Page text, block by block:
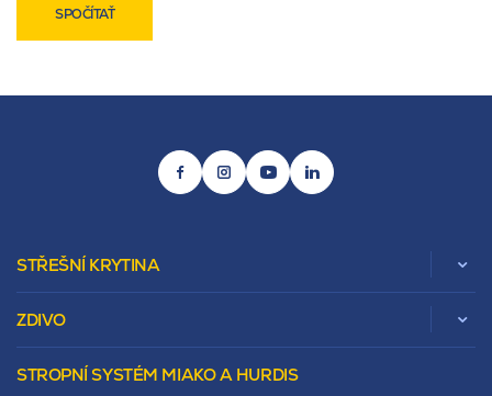
SPOČÍTAŤ
STŘEŠNÍ KRYTINA
Beta
ZDIVO
STROPNÍ SYSTÉM MIAKO A HURDIS